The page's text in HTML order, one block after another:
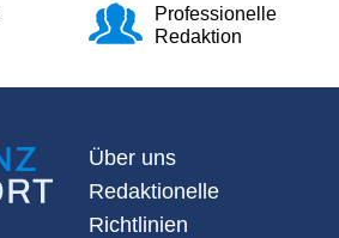
Professionelle
Redaktion
Über uns
Redaktionelle
Richtlinien